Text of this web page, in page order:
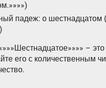
падеж: о шестнадцатом
–
его с количественным